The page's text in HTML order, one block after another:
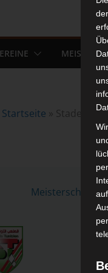
Startseite » Stade
3
Meisterschaft